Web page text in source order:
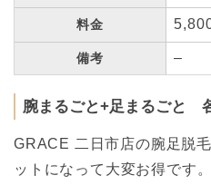
料金
備考 –
腕まるごと+足まるごと
GRACE 二日市店の腕足脱
ットになって大変お得です